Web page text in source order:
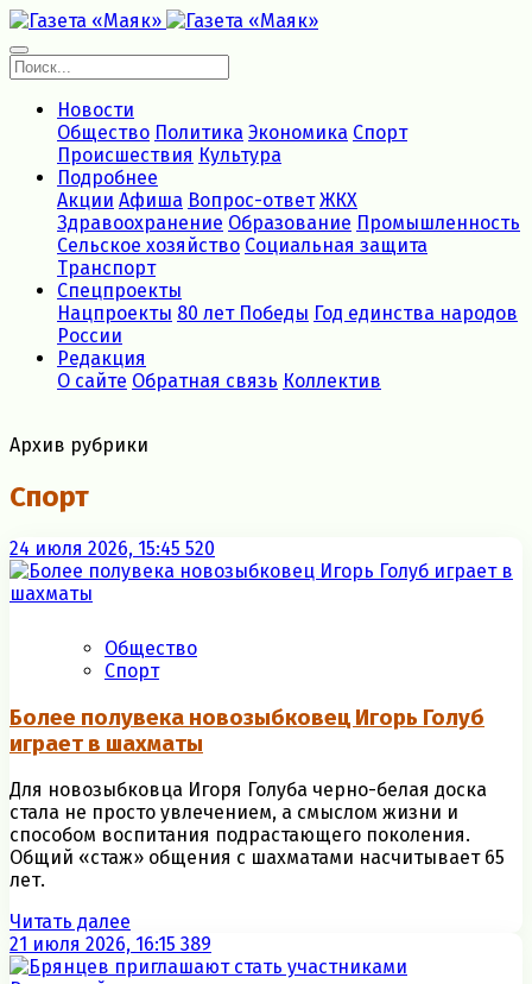
Новости
Общество Политика Экономика Спорт
Происшествия Культура
Подробнее
Акции Афиша Вопрос-ответ ЖКХ
Здравоохранение Образование Промышленность
Сельское хозяйство Социальная защита
Транспорт
Спецпроекты
Нацпроекты 80 лет Победы Год единства народов
России
Редакция
О сайте Обратная связь Коллектив
Архив рубрики
Спорт
24 июля 2026, 15:45 520
Общество
Спорт
Более полувека новозыбковец Игорь Голуб
играет в шахматы
Для новозыбковца Игоря Голуба черно-белая доска
стала не просто увлечением, а смыслом жизни и
способом воспитания подрастающего поколения.
Общий «стаж» общения с шахматами насчитывает 65
лет.
Читать далее
21 июля 2026, 16:15 389